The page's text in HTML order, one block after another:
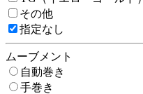
その他
指定なし
ムーブメント
自動巻き
手巻き